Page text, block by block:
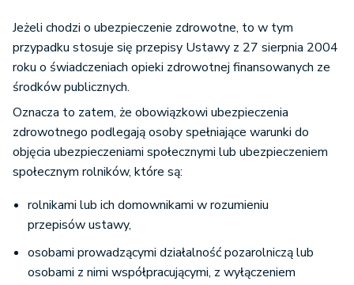
Jeżeli chodzi o ubezpieczenie zdrowotne, to w tym
przypadku stosuje się przepisy Ustawy z 27 sierpnia 2004
roku o świadczeniach opieki zdrowotnej finansowanych ze
środków publicznych.
Oznacza to zatem, że obowiązkowi ubezpieczenia
zdrowotnego podlegają osoby spełniające warunki do
objęcia ubezpieczeniami społecznymi lub ubezpieczeniem
społecznym rolników, które są:
rolnikami lub ich domownikami w rozumieniu
przepisów ustawy,
osobami prowadzącymi działalność pozarolniczą lub
osobami z nimi współpracującymi, z wyłączeniem